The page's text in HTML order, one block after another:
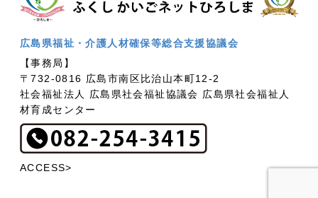
広島県福祉・介護人材確保等総合支援協議会
【事務局】
〒732-0816 広島市南区比治山本町12-2
社会福祉法人 広島県社会福祉協議会 広島県社会福祉人
材育成センター
ACCESS>